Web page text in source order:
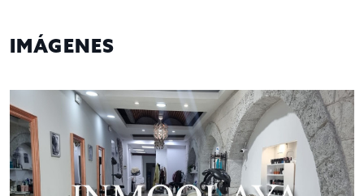
por sus amplias avenidas y edificios modernistas, es
el escenario perfecto para tu nuevo negocio.
turistas que visitan esta zona emblemática.
Espacio Amplio y Acogedor: Con 70 metros
cuadrados, este salón de belleza ofrece un
ambiente acogedor y elegante donde los clientes
pueden relajarse y disfrutar de una experiencia de
belleza única. Desde los cubículos para tratamientos
IMÁGENES